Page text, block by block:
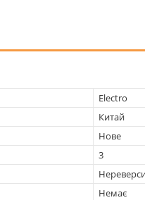
Electro
Китай
Нове
3
Немає